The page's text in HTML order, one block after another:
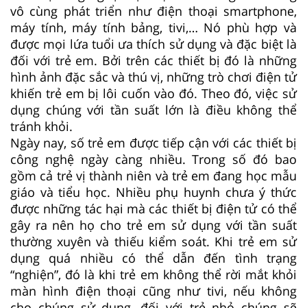
vô cùng phát triển như điện thoại smartphone,
máy tính, máy tính bảng, tivi,… Nó phù hợp và
được mọi lứa tuổi ưa thích sử dụng và đặc biệt là
đối với trẻ em. Bởi trên các thiết bị đó là những
hình ảnh đặc sắc và thú vị, những trò chơi điện tử
khiến trẻ em bị lôi cuốn vào đó. Theo đó, việc sử
dụng chúng với tần suất lớn là điều không thể
tránh khỏi.
Ngày nay, số trẻ em được tiếp cận với các thiết bị
công nghệ ngày càng nhiều. Trong số đó bao
gồm cả trẻ vị thành niên và trẻ em đang học mẫu
giáo và tiểu học. Nhiều phụ huynh chưa ý thức
được những tác hại mà các thiết bị điện tử có thể
gây ra nên họ cho trẻ em sử dụng với tần suất
thường xuyên và thiếu kiểm soát. Khi trẻ em sử
dụng quá nhiều có thể dẫn đến tình trạng
“nghiện”, đó là khi trẻ em không thể rời mắt khỏi
màn hình điện thoại cũng như tivi, nếu không